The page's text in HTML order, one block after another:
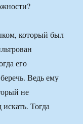
который был
его
Ведь ему
не
Тогда